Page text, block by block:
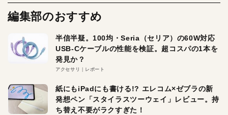
編集部のおすすめ
半信半疑。100均・Seria（セリア）の60W対応
USB-Cケーブルの性能を検証。超コスパの1本を
発見か？
アクセサリ レポート
紙にもiPadにも書ける!? エレコム×ゼブラの新
発想ペン「スタイラスツーウェイ」レビュー。持
ち替え不要がラクすぎた！